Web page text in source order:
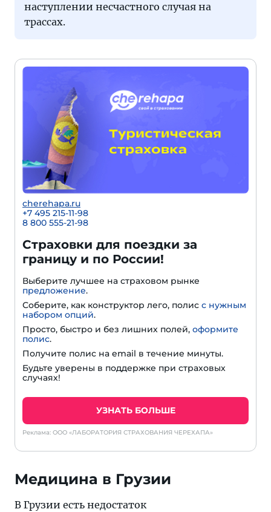
наступлении несчастного случая на
трассах.
cherehapa.ru
+7 495 215-11-98
8 800 555-21-98
Страховки для поездки за
границу и по России!
Выберите лучшее на страховом рынке
предложение.
Соберите, как конструктор лего, полис с нужным
набором опций.
Просто, быстро и без лишних полей, оформите
полис.
Получите полис на email в течение минуты.
Будьте уверены в поддержке при страховых
случаях!
УЗНАТЬ БОЛЬШЕ
Реклама: ООО «ЛАБОРАТОРИЯ СТРАХОВАНИЯ ЧЕРЕХАПА»
Медицина в Грузии
В Грузии есть недостаток